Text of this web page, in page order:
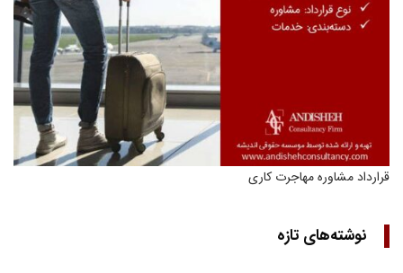
قرارداد مشاوره مهاجرت کاری
نوشته‌های تازه